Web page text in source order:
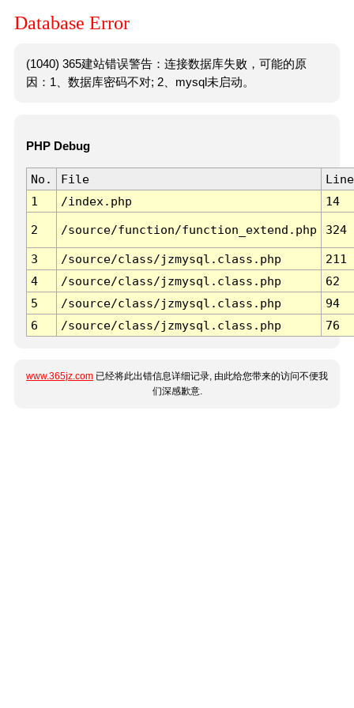
Database Error
(1040) 365建站错误警告：连接数据库失败，可能的原
因：1、数据库密码不对; 2、mysql未启动。
PHP Debug
No. File
Line
1
/index.php 14
2 /source/function/function_extend.php 324
3 /source/class/jzmysql.class.php
211
4
/source/class/jzmysql.class.php
62
5
/source/class/jzmysql.class.php
94
6
/source/class/jzmysql.class.php 76
www.365jz.com 已经将此出错信息详细记录, 由此给您带来的访问不便我
们深感歉意.